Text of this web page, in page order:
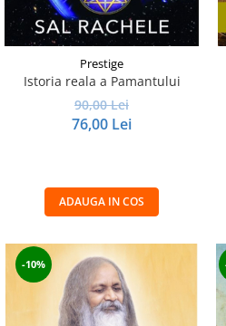
Prestige
Istoria reala a Pamantului
90,00 Lei
76,00 Lei
ADAUGA IN COS
-10%